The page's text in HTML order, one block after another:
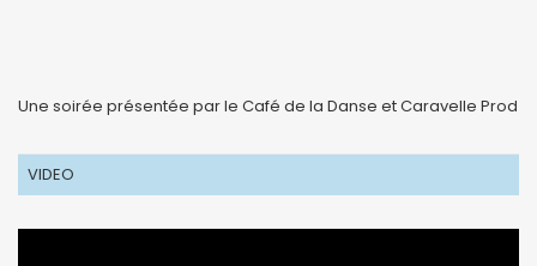
Une soirée présentée par le Café de la Danse et Caravelle Prod
VIDEO